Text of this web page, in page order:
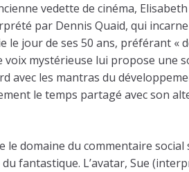
vedette de cinéma,
par Dennis Quaid, qui
jour de ses 50 ans, préférant «
mystérieuse lui propose une
avec les mantras du
le temps partagé avec son
domaine du commentaire
fantastique. L’avatar, Sue